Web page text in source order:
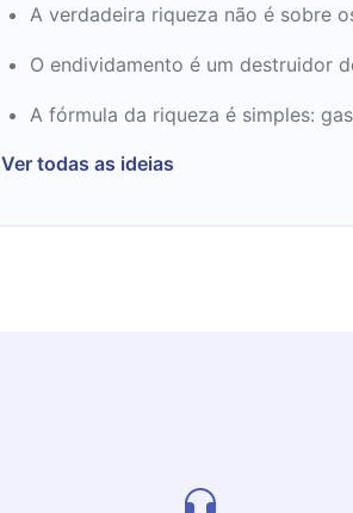
A verdadeira riqueza não é sobre
O endividamento é um destruidor
A fórmula da riqueza é simples:
Ver todas as ideias